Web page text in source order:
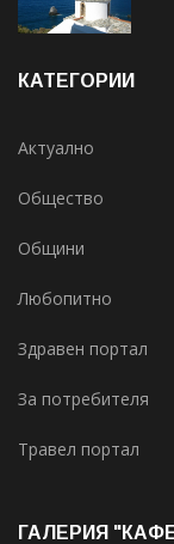
КАТЕГОРИИ
Актуално
Общество
Общини
Любопитно
Здравен портал
За потребителя
Травел портал
ГАЛЕРИЯ